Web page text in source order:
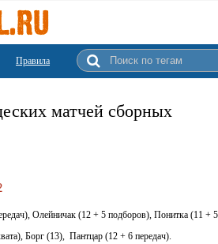
Правила
матчей сборных
Олейничак (12 + 5 подборов), Понитка (11 + 5
Борг (13), Пантцар (12 + 6 передач).